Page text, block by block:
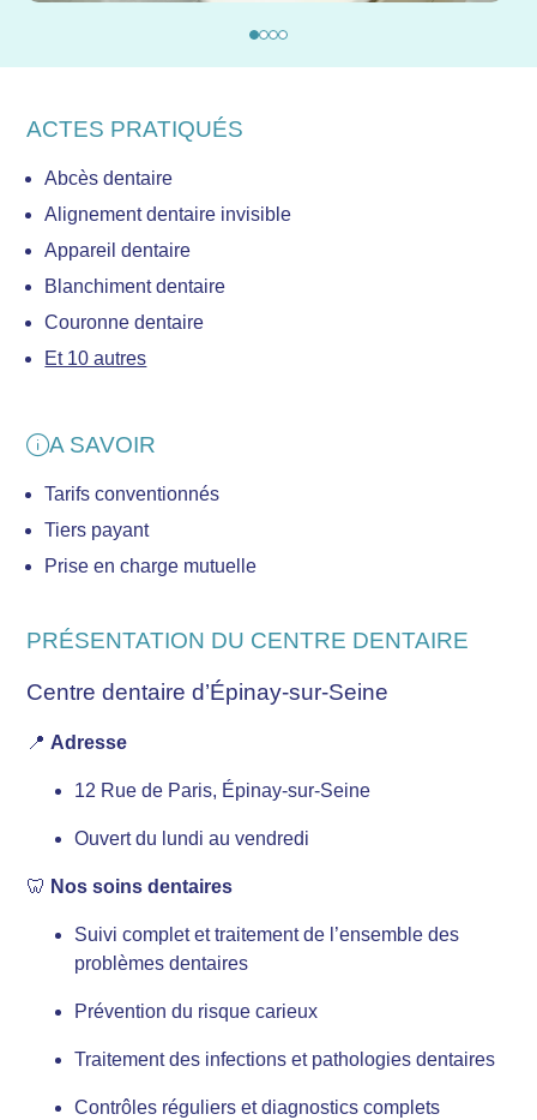
ACTES PRATIQUÉS
Abcès dentaire
Alignement dentaire invisible
Appareil dentaire
Blanchiment dentaire
Couronne dentaire
Et 10 autres
A SAVOIR
Tarifs conventionnés
Tiers payant
Prise en charge mutuelle
PRÉSENTATION DU CENTRE DENTAIRE
Centre dentaire d’Épinay-sur-Seine
📍 Adresse
12 Rue de Paris, Épinay-sur-Seine
Ouvert du lundi au vendredi
🦷 Nos soins dentaires
Suivi complet et traitement de l’ensemble des
problèmes dentaires
Prévention du risque carieux
Traitement des infections et pathologies dentaires
Contrôles réguliers et diagnostics complets